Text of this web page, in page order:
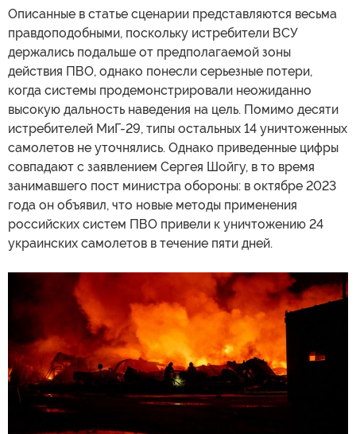
Описанные в статье сценарии представляются весьма
правдоподобными, поскольку истребители ВСУ
держались подальше от предполагаемой зоны
действия ПВО, однако понесли серьезные потери,
когда системы продемонстрировали неожиданно
высокую дальность наведения на цель. Помимо десяти
истребителей МиГ-29, типы остальных 14 уничтоженных
самолетов не уточнялись. Однако приведенные цифры
совпадают с заявлением Сергея Шойгу, в то время
занимавшего пост министра обороны: в октябре 2023
года он объявил, что новые методы применения
российских систем ПВО привели к уничтожению 24
украинских самолетов в течение пяти дней.